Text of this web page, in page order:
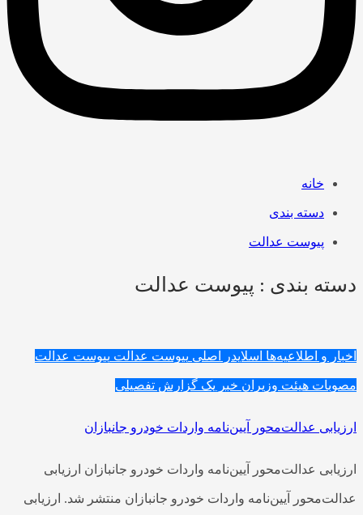
خانه
دسته بندی
پیوست عدالت
دسته بندی : پیوست عدالت
اخبار و اطلاعیه‌ها اسلایدر اصلی پیوست عدالت پیوست عدالت
مصوبات هیئت وزیران خبر یک گزارش تفصیلی
ارزیابی عدالت‌محور آیین‌نامه واردات خودرو جانبازان
ارزیابی عدالت‌محور آیین‌نامه واردات خودرو جانبازان ارزیابی
عدالت‌محور آیین‌نامه واردات خودرو جانبازان منتشر شد. ارزیابی